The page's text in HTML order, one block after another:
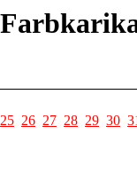
25 26 27 28 29 30